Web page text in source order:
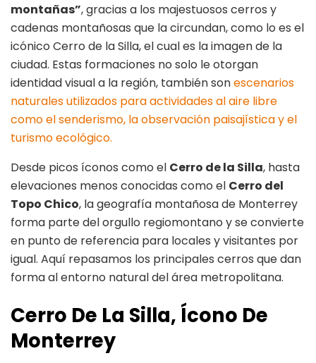
montañas”, gracias a los majestuosos cerros y
cadenas montañosas que la circundan, como lo es el
icónico Cerro de la Silla, el cual es la imagen de la
ciudad. Estas formaciones no solo le otorgan
identidad visual a la región, también sonescenarios
naturales utilizados para actividades al aire libre
como el senderismo, la observación paisajística y el
turismo ecológico.
Desde picos íconos como el Cerro de la Silla, hasta
elevaciones menos conocidas como el Cerro del
Topo Chico, la geografía montañosa de Monterrey
forma parte del orgullo regiomontano y se convierte
en punto de referencia para locales y visitantes por
igual. Aquí repasamos los principales cerros que dan
forma al entorno natural del área metropolitana.
Cerro De La Silla, Ícono De
Monterrey